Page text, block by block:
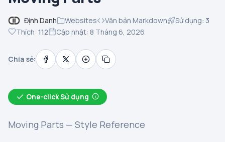
Định Danh Websites Văn bản Markdown Sử dụng: 3
Thích: 112 Cập nhật: 8 Tháng 6, 2026
Chia sẻ:
One-click Sử dụng
Moving Parts — Style Reference